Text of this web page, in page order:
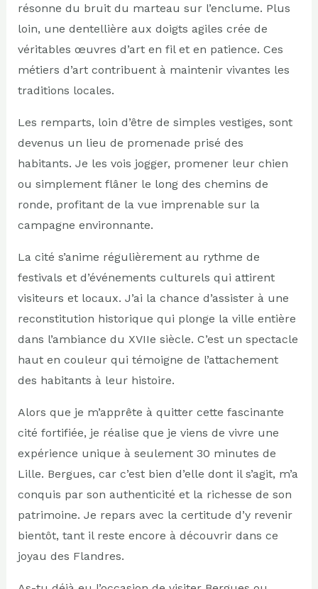
résonne du bruit du marteau sur l’enclume. Plus
loin, une dentellière aux doigts agiles crée de
véritables œuvres d’art en fil et en patience. Ces
métiers d’art contribuent à maintenir vivantes les
traditions locales.
Les remparts, loin d’être de simples vestiges, sont
devenus un lieu de promenade prisé des
habitants. Je les vois jogger, promener leur chien
ou simplement flâner le long des chemins de
ronde, profitant de la vue imprenable sur la
campagne environnante.
La cité s’anime régulièrement au rythme de
festivals et d’événements culturels qui attirent
visiteurs et locaux. J’ai la chance d’assister à une
reconstitution historique qui plonge la ville entière
dans l’ambiance du XVIIe siècle. C’est un spectacle
haut en couleur qui témoigne de l’attachement
des habitants à leur histoire.
Alors que je m’apprête à quitter cette fascinante
cité fortifiée, je réalise que je viens de vivre une
expérience unique à seulement 30 minutes de
Lille. Bergues, car c’est bien d’elle dont il s’agit, m’a
conquis par son authenticité et la richesse de son
patrimoine. Je repars avec la certitude d’y revenir
bientôt, tant il reste encore à découvrir dans ce
joyau des Flandres.